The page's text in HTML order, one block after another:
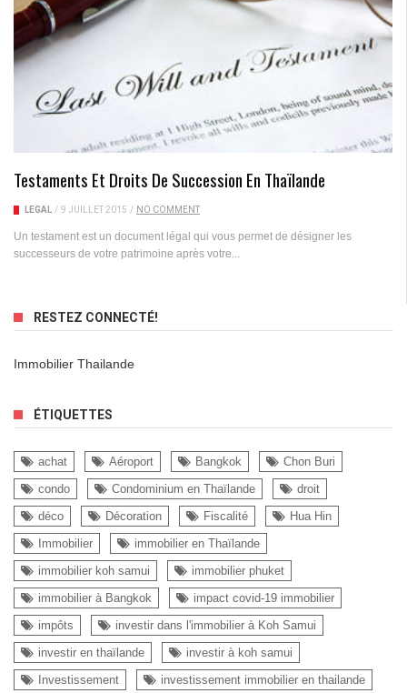
Testaments Et Droits De Succession En Thaïlande
LÉGAL / 9 JUILLET 2015 / NO COMMENT
Un testament est un document légal qui vous permet de désigner les
successeurs de votre patrimoine après votre...
RESTEZ CONNECTÉ!
Immobilier Thailande
ÉTIQUETTES
achat Aéroport Bangkok
Chon Buri
condo
Condominium en Thaïlande
droit
déco
Décoration Fiscalité
Hua Hin
Immobilier
immobilier en Thaïlande
immobilier koh samui
immobilier phuket
immobilier à Bangkok
impact covid-19 immobilier
impôts
investir dans l'immobilier à Koh Samui
investir en thaïlande
investir à koh samui
Investissement
investissement immobilier en thailande